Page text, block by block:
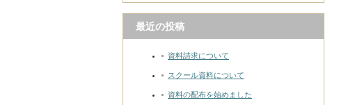
最近の投稿
資料請求について
スクール資料について
資料の配布を始めました